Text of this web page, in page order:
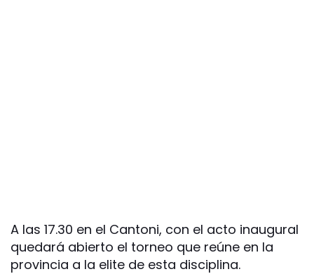
A las 17.30 en el Cantoni, con el acto inaugural
quedará abierto el torneo que reúne en la
provincia a la elite de esta disciplina.